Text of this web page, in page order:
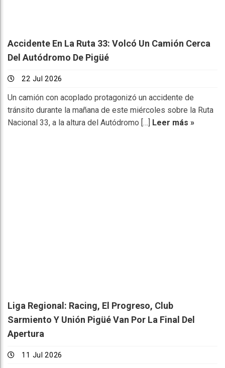
Accidente En La Ruta 33: Volcó Un Camión Cerca
Del Autódromo De Pigüé
22 Jul 2026
Un camión con acoplado protagonizó un accidente de
tránsito durante la mañana de este miércoles sobre la Ruta
Nacional 33, a la altura del Autódromo […] Leer más »
Liga Regional: Racing, El Progreso, Club
Sarmiento Y Unión Pigüé Van Por La Final Del
Apertura
11 Jul 2026